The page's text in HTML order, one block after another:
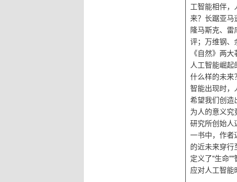
工智能相伴
来？长踞亚马
隆马斯克、
评；万维钢、
《自然》两
人工智能崛
什么样的未来
智能出现时，
希望我们创造
为人的意义
研究所创始人
一书中，作者
的近未来穿
定义了"生命
应对人工智能